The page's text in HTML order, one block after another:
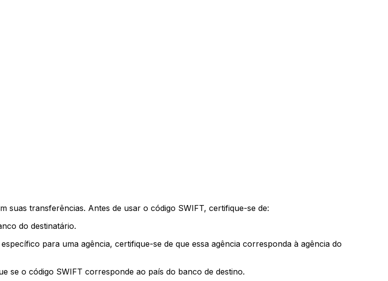
suas transferências. Antes de usar o código SWIFT, certifique-se de:
do destinatário.
para uma agência, certifique-se de que essa agência corresponda à agência do
se o código SWIFT corresponde ao país do banco de destino.